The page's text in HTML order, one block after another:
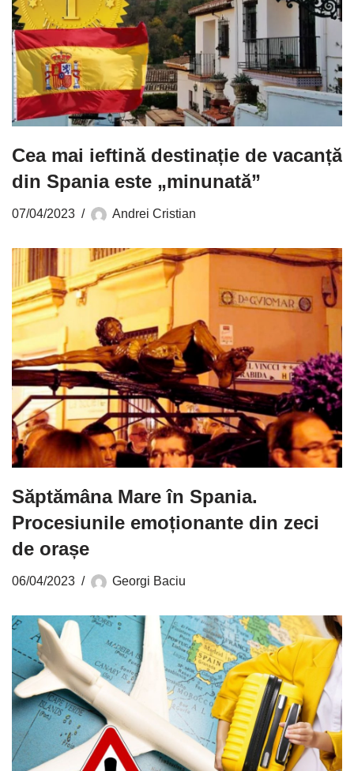
Cea mai ieftină destinație de vacanță
din Spania este „minunată”
07/04/2023 Andrei Cristian
Săptămâna Mare în Spania.
Procesiunile emoționante din zeci
de orașe
06/04/2023 Georgi Baciu